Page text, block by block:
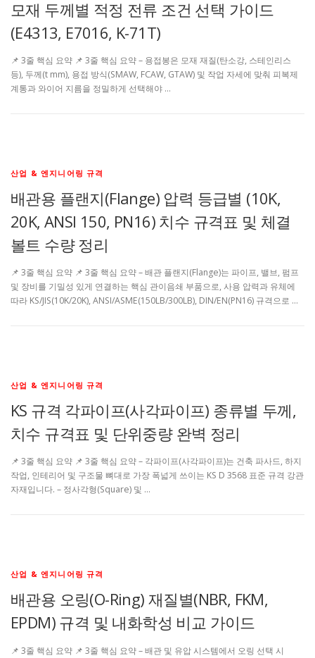
모재 두께별 적정 전류 조건 선택 가이드
(E4313, E7016, K-71T)
📌 3줄 핵심 요약 📌 3줄 핵심 요약 – 용접봉은 모재 재질(탄소강, 스테인리스
등), 두께(t mm), 용접 방식(SMAW, FCAW, GTAW) 및 작업 자세에 맞춰 피복제
계통과 와이어 지름을 정밀하게 선택해야 …
산업 & 엔지니어링 규격
배관용 플랜지(Flange) 압력 등급별 (10K,
20K, ANSI 150, PN16) 치수 규격표 및 체결
볼트 수량 정리
📌 3줄 핵심 요약 📌 3줄 핵심 요약 – 배관 플랜지(Flange)는 파이프, 밸브, 펌프
및 장비를 기밀성 있게 연결하는 핵심 관이음쇄 부품으로, 사용 압력과 유체에
따라 KS/JIS(10K/20K), ANSI/ASME(150LB/300LB), DIN/EN(PN16) 규격으로 …
산업 & 엔지니어링 규격
KS 규격 각파이프(사각파이프) 종류별 두께,
치수 규격표 및 단위중량 완벽 정리
📌 3줄 핵심 요약 📌 3줄 핵심 요약 – 각파이프(사각파이프)는 건축 파사드, 하지
작업, 인테리어 및 구조물 뼈대로 가장 폭넓게 쓰이는 KS D 3568 표준 규격 강관
자재입니다. – 정사각형(Square) 및 …
산업 & 엔지니어링 규격
배관용 오링(O-Ring) 재질별(NBR, FKM,
EPDM) 규격 및 내화학성 비교 가이드
📌 3줄 핵심 요약 📌 3줄 핵심 요약 – 배관 및 유압 시스템에서 오링 선택 시